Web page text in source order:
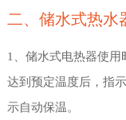
二、储水式热水
1、储水式电热器使用
达到预定温度后，指
示自动保温。